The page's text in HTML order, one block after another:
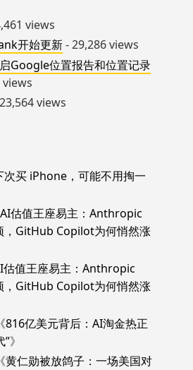
views
开始更新- 29,286 views
Google位置报告和位置记录
views
views
次买 iPhone，可能不用掏一
AI估值王座易主：Anthropic
，GitHub Copilot为何悄然涨
估值王座易主：Anthropic
，GitHub Copilot为何悄然涨
816亿美元背后：AI淘金热正
”》
黄仁勋被放鸽子：一场美国对